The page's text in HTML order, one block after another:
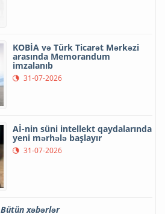
KOBİA və Türk Ticarət Mərkəzi
arasında Memorandum
imzalanıb
31-07-2026
Aİ-nin süni intellekt qaydalarında
yeni mərhələ başlayır
31-07-2026
Bütün xəbərlər